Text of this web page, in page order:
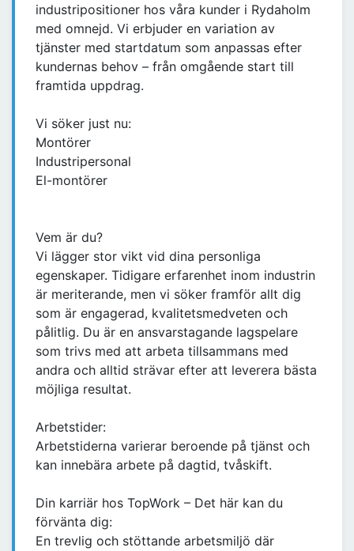
industripositioner hos våra kunder i Rydaholm
med omnejd. Vi erbjuder en variation av
tjänster med startdatum som anpassas efter
kundernas behov – från omgående start till
framtida uppdrag.
Vi söker just nu:
Montörer
Industripersonal
El-montörer
Vem är du?
Vi lägger stor vikt vid dina personliga
egenskaper. Tidigare erfarenhet inom industrin
är meriterande, men vi söker framför allt dig
som är engagerad, kvalitetsmedveten och
pålitlig. Du är en ansvarstagande lagspelare
som trivs med att arbeta tillsammans med
andra och alltid strävar efter att leverera bästa
möjliga resultat.
Arbetstider:
Arbetstiderna varierar beroende på tjänst och
kan innebära arbete på dagtid, tvåskift.
Din karriär hos TopWork – Det här kan du
förvänta dig:
En trevlig och stöttande arbetsmiljö där